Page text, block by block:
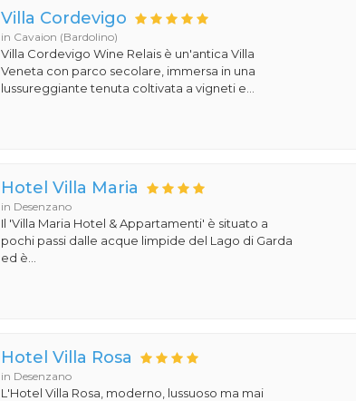
Villa Cordevigo
in Cavaion (Bardolino)
Villa Cordevigo Wine Relais è un'antica Villa
Veneta con parco secolare, immersa in una
lussureggiante tenuta coltivata a vigneti e...
Hotel Villa Maria
in Desenzano
Il 'Villa Maria Hotel & Appartamenti' è situato a
pochi passi dalle acque limpide del Lago di Garda
ed è...
Hotel Villa Rosa
in Desenzano
L'Hotel Villa Rosa, moderno, lussuoso ma mai